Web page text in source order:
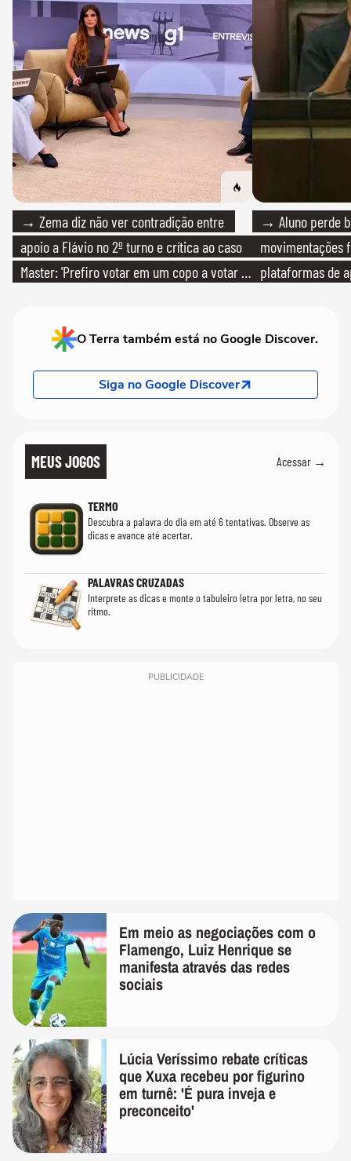
→ Zema diz não ver contradição entre
apoio a Flávio no 2º turno e crítica ao caso
Master: 'Prefiro votar em um copo a votar no
→ Aluno perde
movimentações
plataformas de
O Terra também está no Google Discover.
Siga no Google Discover
MEUS JOGOS Acessar →
TERMO
Descubra a palavra do dia em até 6 tentativas. Observe as
dicas e avance até acertar.
PALAVRAS CRUZADAS
Interprete as dicas e monte o tabuleiro letra por letra, no seu
ritmo.
PUBLICIDADE
Em meio as negociações com o
Flamengo, Luiz Henrique se
manifesta através das redes
sociais
Lúcia Veríssimo rebate críticas
que Xuxa recebeu por figurino
em turnê: 'É pura inveja e
preconceito'